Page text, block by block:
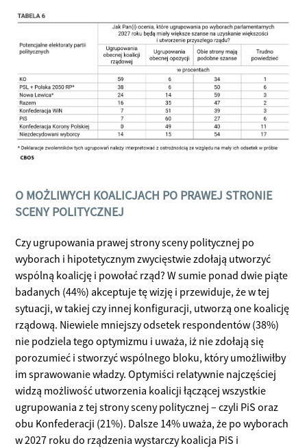
O MOŻLIWYCH KOALICJACH PO PRAWEJ STRONIE
SCENY POLITYCZNEJ
Czy ugrupowania prawej strony sceny politycznej po
wyborach i hipotetycznym zwycięstwie zdołają utworzyć
wspólną koalicję i powołać rząd? W sumie ponad dwie piąte
badanych (44%) akceptuje tę wizję i przewiduje, że w tej
sytuacji, w takiej czy innej konfiguracji, utworzą one koalicję
rządową. Niewiele mniejszy odsetek respondentów (38%)
nie podziela tego optymizmu i uważa, iż nie zdołają się
porozumieć i stworzyć wspólnego bloku, który umożliwiłby
im sprawowanie władzy. Optymiści relatywnie najczęściej
widzą możliwość utworzenia koalicji łączącej wszystkie
ugrupowania z tej strony sceny politycznej – czyli PiS oraz
obu Konfederacji (21%). Dalsze 14% uważa, że po wyborach
w 2027 roku do rządzenia wystarczy koalicja PiS i